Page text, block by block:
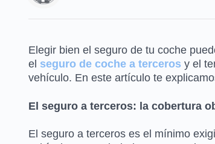
Elegir bien el seguro de tu coche
el seguro de coche a terceros y el
vehículo. En este artículo te
El seguro a terceros: la cobertura
El seguro a terceros es el mínimo